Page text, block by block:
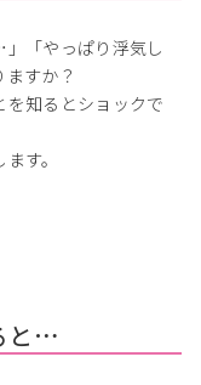
「やっぱり浮気し
すか？
知るとショックで
す。
と…